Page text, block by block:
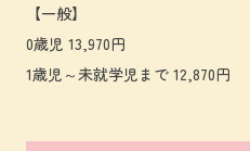
【一般】
0歳児 13,970円
1歳児～未就学児まで 12,870円